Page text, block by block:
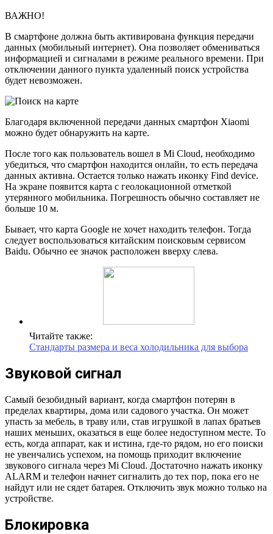
ВАЖНО!
В смартфоне должна быть активирована функция передачи
данных (мобильный интернет). Она позволяет обмениваться
информацией и сигналами в режиме реального времени. При
отключении данного пункта удаленный поиск устройства
будет невозможен.
Благодаря включенной передачи данных смартфон Xiaomi
можно будет обнаружить на карте.
После того как пользователь вошел в Mi Cloud, необходимо
убедиться, что смартфон находится онлайн, то есть передача
данных активна. Остается только нажать иконку Find devicе.
На экране появится карта с геолокационной отметкой
утерянного мобильника. Погрешность обычно составляет не
больше 10 м.
Бывает, что карта Google не хочет находить телефон. Тогда
следует воспользоваться китайским поисковым сервисом
Baidu. Обычно ее значок расположен вверху слева.
Читайте также:
Стандарты размера и веса холодильника для выбора
Звуковой сигнал
Самый безобидный вариант, когда смартфон потерян в
пределах квартиры, дома или садового участка. Он может
упасть за мебель, в траву или, став игрушкой в лапах братьев
наших меньших, оказаться в еще более недоступном месте. То
есть, когда аппарат, как и истина, где-то рядом, но его поиски
не увенчались успехом, на помощь приходит включение
звукового сигнала через Mi Cloud. Достаточно нажать иконку
ALARM и телефон начнет сигналить до тех пор, пока его не
найдут или не сядет батарея. Отключить звук можно только на
устройстве.
Блокировка